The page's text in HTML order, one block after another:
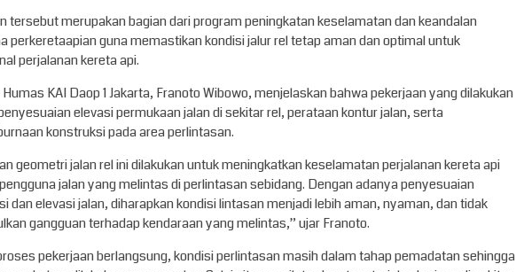
tersebut merupakan bagian dari program peningkatan keselamatan dan keandalan
perkeretaapian guna memastikan kondisi jalur rel tetap aman dan optimal untuk
perjalanan kereta api.
KAI Daop 1 Jakarta, Franoto Wibowo, menjelaskan bahwa pekerjaan yang dilakukan
elevasi permukaan jalan di sekitar rel, perataan kontur jalan, serta
konstruksi pada area perlintasan.
geometri jalan rel ini dilakukan untuk meningkatkan keselamatan perjalanan kereta api
jalan yang melintas di perlintasan sebidang. Dengan adanya penyesuaian
dan elevasi jalan, diharapkan kondisi lintasan menjadi lebih aman, nyaman, dan tidak
gangguan terhadap kendaraan yang melintas,” ujar Franoto.
pekerjaan berlangsung, kondisi perlintasan masih dalam tahap pemadatan sehingga